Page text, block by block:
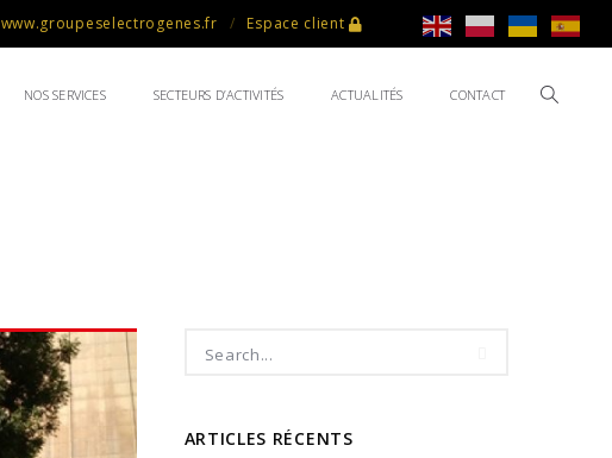
www.groupeselectrogenes.fr Espace client
NOS SERVICES SECTEURS D’ACTIVITÉS ACTUALITÉS CONTACT
ARTICLES RÉCENTS